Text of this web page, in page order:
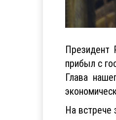
Президент
прибыл с
Глава
На встрече